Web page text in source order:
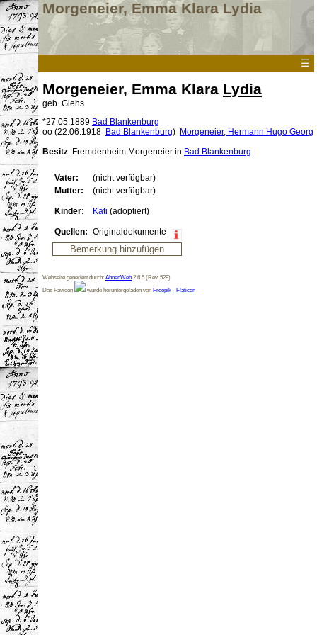
Morgeneier, Emma Klara Lydia
☰
Morgeneier, Emma Klara Lydia
geb. Giehs
*27.05.1889 Bad Blankenburg
oo (22.06.1918 Bad Blankenburg) Morgeneier, Hermann Hugo Georg
Besitz: Fremdenheim Morgeneier in Bad Blankenburg
Vater:
(nicht verfügbar)
Mutter:
(nicht verfügbar)
Kinder: Kati (adoptiert)
Quellen: Originaldokumente
Webseite generiert durch: AhnenWeb 2.6.5 (Rev. 529)
Das Favicon
wurde heruntergeladen von Freepik - Flaticon